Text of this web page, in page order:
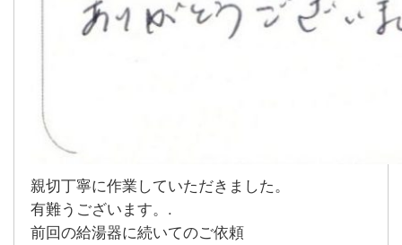
親切丁寧に作業していただきました。
有難うございます。.
前回の給湯器に続いてのご依頼